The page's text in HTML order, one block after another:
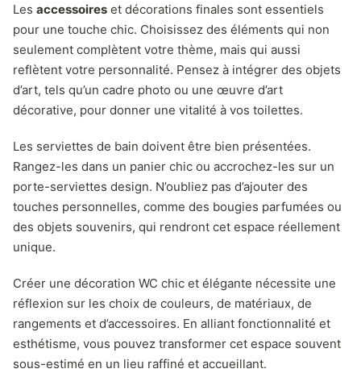
Les accessoires et décorations finales sont essentiels
pour une touche chic. Choisissez des éléments qui non
seulement complètent votre thème, mais qui aussi
reflètent votre personnalité. Pensez à intégrer des objets
d’art, tels qu’un cadre photo ou une œuvre d’art
décorative, pour donner une vitalité à vos toilettes.
Les serviettes de bain doivent être bien présentées.
Rangez-les dans un panier chic ou accrochez-les sur un
porte-serviettes design. N’oubliez pas d’ajouter des
touches personnelles, comme des bougies parfumées ou
des objets souvenirs, qui rendront cet espace réellement
unique.
Créer une décoration WC chic et élégante nécessite une
réflexion sur les choix de couleurs, de matériaux, de
rangements et d’accessoires. En alliant fonctionnalité et
esthétisme, vous pouvez transformer cet espace souvent
sous-estimé en un lieu raffiné et accueillant.